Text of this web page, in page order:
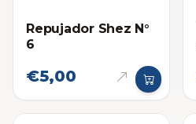
Repujador Shez N°
6
€5,00